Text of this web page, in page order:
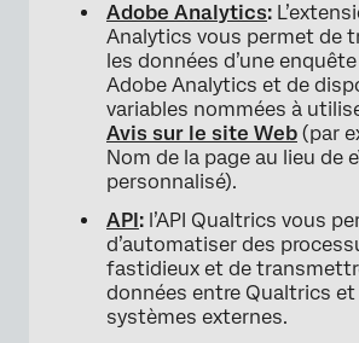
Adobe Analytics:
Analytics vous permet de
les données d’une
Adobe Analytics et de
variables nommées à
Avis sur le site Web (par
Nom de la page au lieu de
personnalisé).
API: l’API Qualtrics vous
d’automatiser des
fastidieux et de
données entre Qualtrics et
systèmes externes.